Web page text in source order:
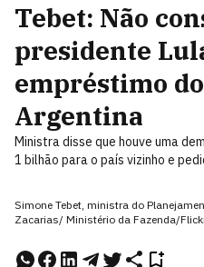
Tebet: Não
presidente
empréstimo do
Argentina
Ministra disse que houve uma
1 bilhão para o país vizinho e
Simone Tebet, ministra do
Zacarias/ Ministério da Fazenda/